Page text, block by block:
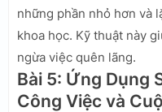
những phần nhỏ hơn và
khoa học. Kỹ thuật này
ngừa việc quên lãng.
Bài 5: Ứng Dụng
Công Việc và